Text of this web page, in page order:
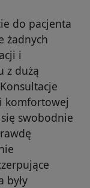
do pacjenta
żadnych
i
z dużą
komfortowej
swobodnie
były